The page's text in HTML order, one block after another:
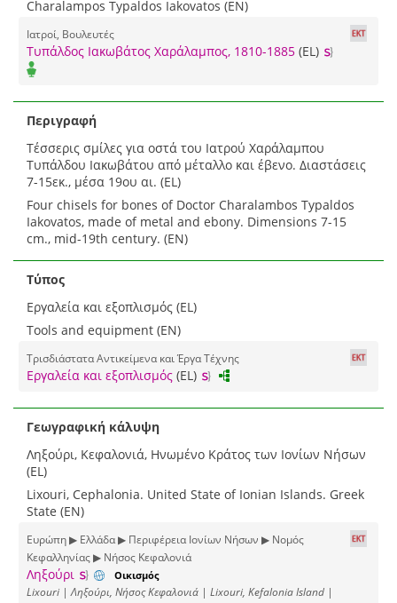
Charalampos Typaldos Iakovatos (EN)
Ιατροί, Βουλευτές
Τυπάλδος Ιακωβάτος Χαράλαμπος, 1810-1885 (EL)
Περιγραφή
Τέσσερις σμίλες για οστά του Ιατρού Χαράλαμπου
Τυπάλδου Ιακωβάτου από μέταλλο και έβενο. Διαστάσεις
7-15εκ., μέσα 19ου αι. (EL)
Four chisels for bones of Doctor Charalambos Typaldos
Iakovatos, made of metal and ebony. Dimensions 7-15
cm., mid-19th century. (EN)
Τύπος
Εργαλεία και εξοπλισμός (EL)
Tools and equipment (EN)
Τρισδιάστατα Αντικείμενα και Έργα Τέχνης
Εργαλεία και εξοπλισμός (EL)
Γεωγραφική κάλυψη
Ληξούρι, Κεφαλονιά, Ηνωμένο Κράτος των Ιονίων Νήσων
(EL)
Lixouri, Cephalonia. United State of Ionian Islands. Greek
State (EN)
Ευρώπη ▶ Ελλάδα ▶ Περιφέρεια Ιονίων Νήσων ▶ Νομός
Κεφαλληνίας ▶ Νήσος Κεφαλονιά
Ληξούρι Οικισμός
Lixouri | Ληξούρι, Νήσος Κεφαλονιά | Lixouri, Kefalonia Island |